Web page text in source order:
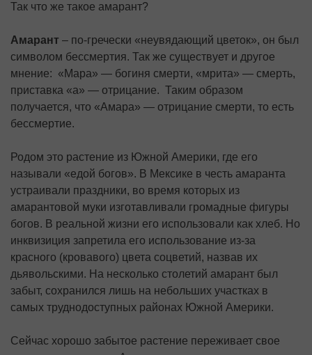
Так что же такое амарант?
Амарант – по-гречески «неувядающий цветок», он был
символом бессмертия. Так же существует и другое
мнение: «Мара» — богиня смерти, «мрита» — смерть,
приставка «а» — отрицание. Таким образом
получается, что «Амара» — отрицание смерти, то есть
бессмертие.
Родом это растение из Южной Америки, где его
называли «едой богов». В Мексике в честь амаранта
устраивали праздники, во время которых из
амарантовой муки изготавливали громадные фигуры
богов. В реальной жизни его использовали как хлеб. Но
инквизиция запретила его использование из-за
красного (кровавого) цвета соцветий, назвав их
дьявольскими. На несколько столетий амарант был
забыт, сохранился лишь на небольших участках в
самых труднодоступных районах Южной Аме­рики.
Сейчас хорошо забытое растение переживает свое